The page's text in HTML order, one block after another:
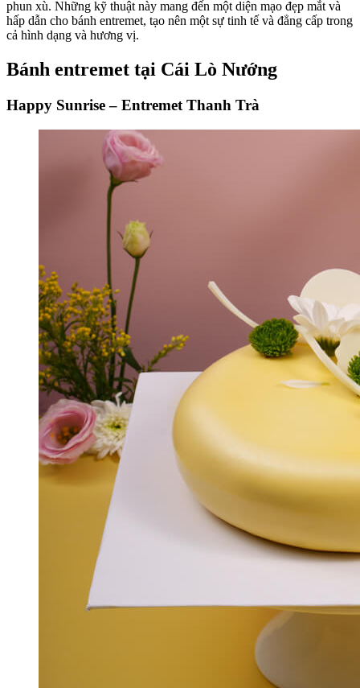
phun xù. Những kỹ thuật này mang đến một diện mạo đẹp mắt và
hấp dẫn cho bánh entremet, tạo nên một sự tinh tế và đẳng cấp trong
cả hình dạng và hương vị.
Bánh entremet tại Cái Lò Nướng
Happy Sunrise – Entremet Thanh Trà